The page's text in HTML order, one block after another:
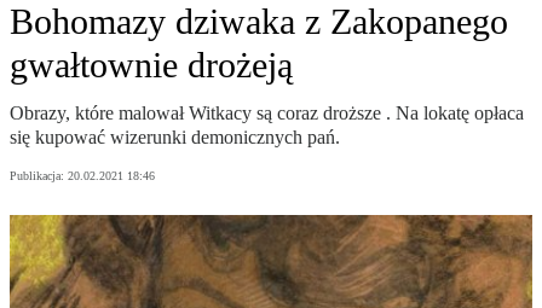
Bohomazy dziwaka z Zakopanego
gwałtownie drożeją
Obrazy, które malował Witkacy są coraz droższe . Na lokatę opłaca
się kupować wizerunki demonicznych pań.
Publikacja: 20.02.2021 18:46